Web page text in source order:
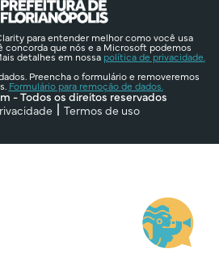
para entender melhor como você usa
concorda que nós e a Microsoft podemos
detalhes em nossa política de privacidade.
Preencha o formulário e removeremos
Formulário para remoção de dados.
- Todos os direitos reservados
Termos de uso